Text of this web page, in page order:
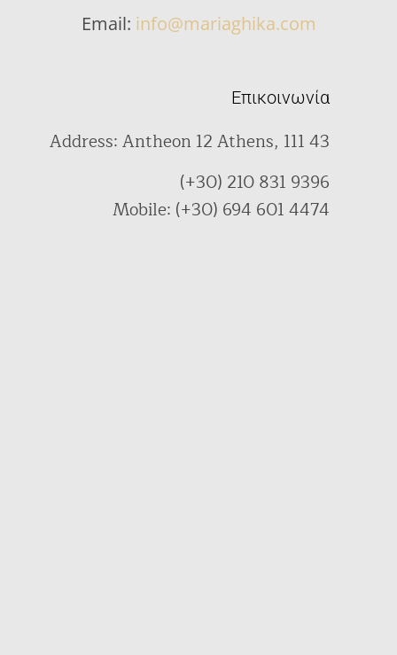
Επικοινωνία
Address: Antheon 12 Athens, 111 43
(+30) 210 831 9396
Mobile: (+30) 694 601 4474
Email: info@mariaghika.com